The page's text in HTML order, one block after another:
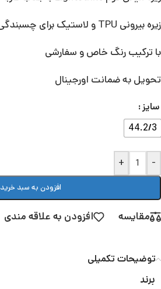
زیره بیرونی TPU و لاستیک برای چسبندگی در مسیرهای مختلف
با ترکیب رنگ خاص و سفارشی
تحویل به ضمانت اورجینال
سایز
44.2/3
-
+
افزودن به سبد خرید
مقایسه افزودن به علاقه مندی
توضیحات تکمیلی
برند